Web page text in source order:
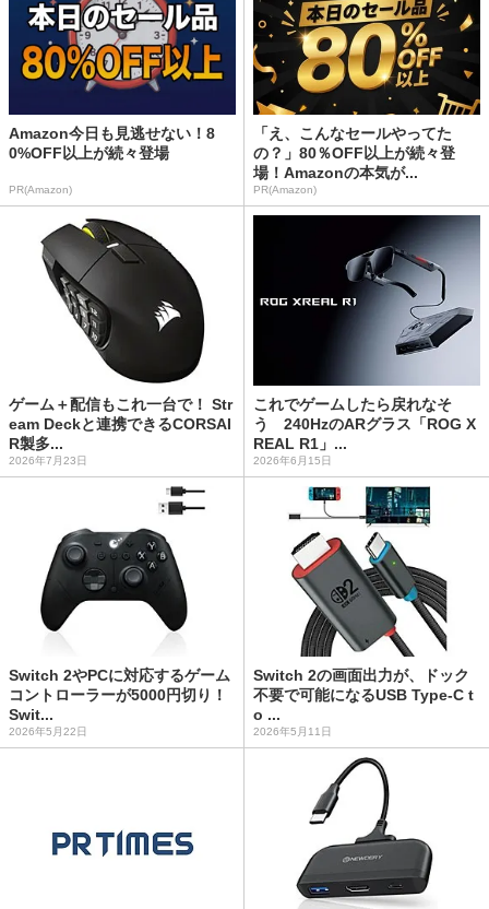
Amazon今日も見逃せない！8
0%OFF以上が続々登場
PR(Amazon)
「え、こんなセールやってた
の？」80％OFF以上が続々登
場！Amazonの本気が...
PR(Amazon)
ゲーム＋配信もこれ一台で！ Str
eam Deckと連携できるCORSAI
R製多...
2026年7月23日
これでゲームしたら戻れなそ
う 240HzのARグラス「ROG X
REAL R1」...
2026年6月15日
Switch 2やPCに対応するゲーム
コントローラーが5000円切り！
Swit...
2026年5月22日
Switch 2の画面出力が、ドック
不要で可能になるUSB Type-C t
o ...
2026年5月11日